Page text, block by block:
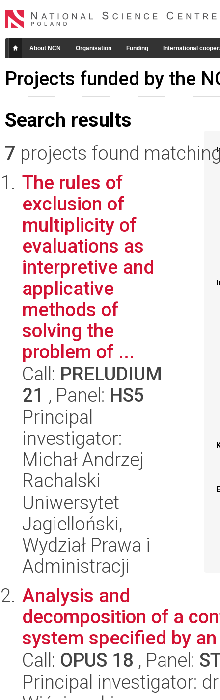
About NCN Organisation Funding International
Projects funded by the
Search results
7 projects found
The rules of
exclusion of
multiplicity of
evaluations as
interpretive and
applicative
methods of
solving the
problem of ...
Call: PRELUDIUM
21 , Panel: HS5
Principal
investigator:
Michał Andrzej
Rachalski
Uniwersytet
Jagielloński,
Wydział Prawa i
Administracji
Analysis and
decomposition of a
system specified by
Call: OPUS 18 , Panel:
Principal investigator: